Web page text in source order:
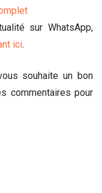
sur WhatsApp,
ici.
souhaite un bon
commentaires pour